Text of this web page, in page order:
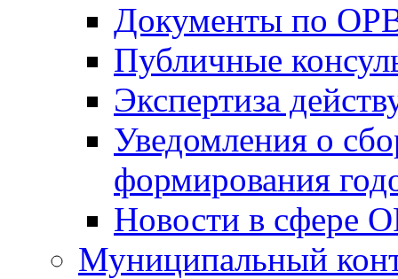
Документы по
Публичные
Экспертиза
Уведомления о
формирования
Новости в сфере
Муниципальный